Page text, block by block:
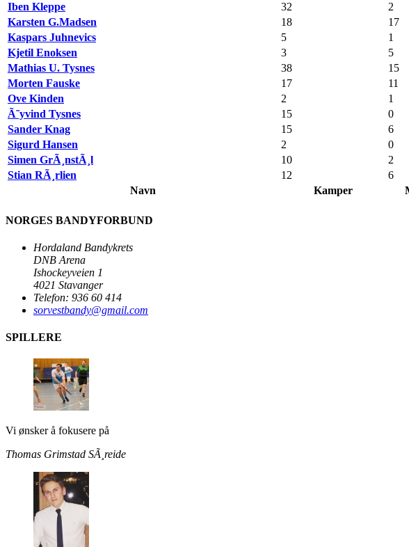
Navn Kamper
Iben Kleppe
32 2
Karsten G.Madsen
18 17
Kaspars Juhnevics
5 1
Kjetil Enoksen
3 5
Mathias U. Tysnes
38 15
Morten Fauske
17 11
Ove Kinden
2 1
Ã˜yvind Tysnes
15 0
Sander Knag
15 6
Sigurd Hansen
2 0
Simen GrÃ¸nstÃ¸l
10 2
Stian RÃ¸rlien
12 6
NORGES BANDYFORBUND
Hordaland Bandykrets
DNB Arena
Ishockeyveien 1
4021 Stavanger
Telefon: 936 60 414
sorvestbandy@gmail.com
SPILLERE
Vi ønsker å fokusere på
Thomas Grimstad SÃ¸reide